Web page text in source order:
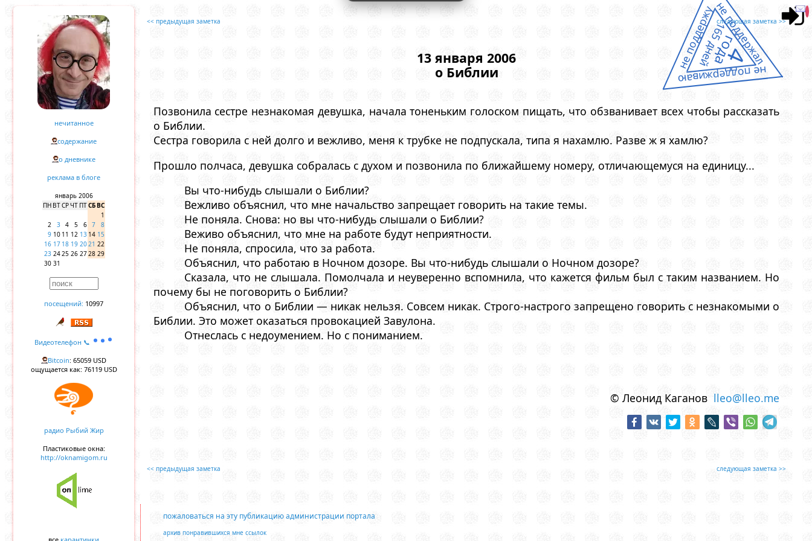
нечитанное
содержание
о дневнике
реклама в блоге
январь 2006
ПН ВТСРЧТ ПТСБВС
1
2
3 4 5 6 7
8
9 10 11 12 13 14 15
16 17 18 19 2021 22
23 2425 26 2728 29
30 31
посещений: 10997
Видеотелефон 📞
Bitcoin: 65059 USD
ощущается как: 76119 USD
радио Рыбий Жир
Пластиковые окна:
http://oknamigom.ru
<< предыдущая заметка следующая заметка >>
13 января 2006
о Библии
Позвонила сестре незнакомая девушка, начала тоненьким голоском пищать, что обзванивает всех чтобы рассказать
о Библии.
Сестра говорила с ней долго и вежливо, меня к трубке не подпускала, типа я нахамлю. Разве ж я хамлю?
Прошло полчаса, девушка собралась с духом и позвонила по ближайшему номеру, отличающемуся на единицу...
Вы что-нибудь слышали о Библии?
Вежливо объяснил, что мне начальство запрещает говорить на такие темы.
Не поняла. Снова: но вы что-нибудь слышали о Библии?
Веживо объяснил, что мне на работе будут неприятности.
Не поняла, спросила, что за работа.
Объяснил, что работаю в Ночном дозоре. Вы что-нибудь слышали о Ночном дозоре?
Сказала, что не слышала. Помолчала и неуверенно вспомнила, что кажется фильм был с таким названием. Но
почему бы не поговорить о Библии?
Объяснил, что о Библии — никак нельзя. Совсем никак. Строго-настрого запрещено говорить с незнакомыми о
Библии. Это может оказаться провокацией Завулона.
Отнеслась с недоумением. Но с пониманием.
© Леонид Каганов lleo@lleo.me
<< предыдущая заметка следующая заметка >>
пожаловаться на эту публикацию администрации портала
архив понравившихся мне ссылок
не поддержал
не поддерживаю
не поддержу 4
года
165 дней